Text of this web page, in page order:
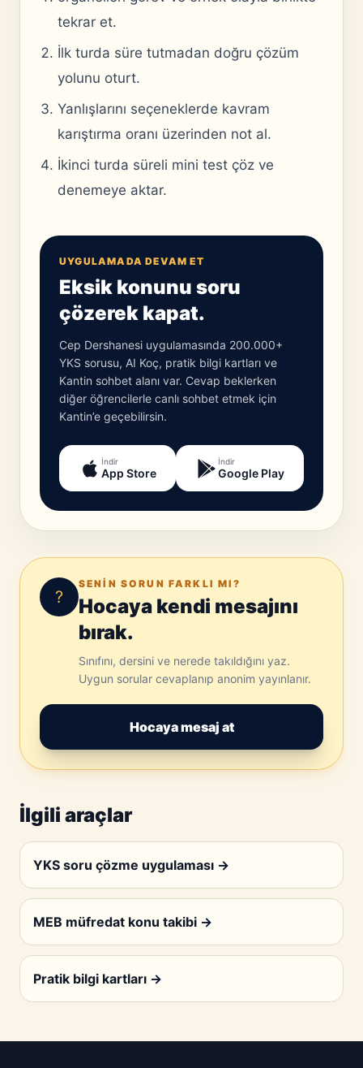
tekrar et.
İlk turda süre tutmadan doğru çözüm
yolunu oturt.
Yanlışlarını seçeneklerde kavram
karıştırma oranı üzerinden not al.
İkinci turda süreli mini test çöz ve
denemeye aktar.
UYGULAMADA DEVAM ET
Eksik konunu soru
çözerek kapat.
Cep Dershanesi uygulamasında 200.000+
YKS sorusu, AI Koç, pratik bilgi kartları ve
Kantin sohbet alanı var. Cevap beklerken
diğer öğrencilerle canlı sohbet etmek için
Kantin’e geçebilirsin.
İndir
App Store
İndir
Google Play
?
SENIN SORUN FARKLI MI?
Hocaya kendi mesajını
bırak.
Sınıfını, dersini ve nerede takıldığını yaz.
Uygun sorular cevaplanıp anonim yayınlanır.
Hocaya mesaj at
İlgili araçlar
YKS soru çözme uygulaması →
MEB müfredat konu takibi →
Pratik bilgi kartları →